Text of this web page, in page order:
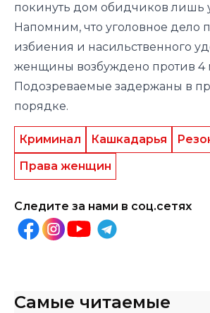
покинуть дом обидчиков лишь
Напомним, что уголовное дело
избиения и насильственного
женщины возбуждено против 4
Подозреваемые задержаны в
порядке.
Криминал Кашкадарья
Права женщин
Следите за нами в соц.сетях
Самые читаемые